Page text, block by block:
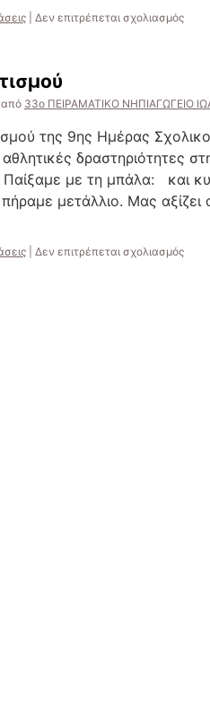
Δεν επιτρέπεται σχολιασμόςστο
από 33ο ΠΕΙΡΑΜΑΤΙΚΟ ΝΗΠΙΑΓΩΓΕΙΟ
της 9ης Ημέρας
δραστηριότητες
με τη μπάλα: και
μετάλλιο. Μας
Δεν επιτρέπεται σχολιασμόςστο